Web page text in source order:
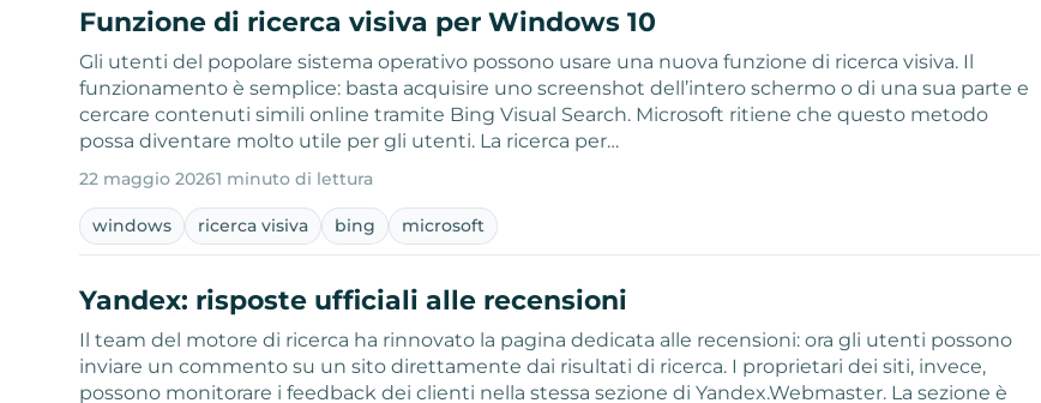
Funzione di ricerca visiva per Windows 10
Gli utenti del popolare sistema operativo possono usare una nuova funzione di ricerca visiva. Il
funzionamento è semplice: basta acquisire uno screenshot dell’intero schermo o di una sua parte e
cercare contenuti simili online tramite Bing Visual Search. Microsoft ritiene che questo metodo
possa diventare molto utile per gli utenti. La ricerca per…
22 maggio 20261 minuto di lettura
windows ricerca visiva bing microsoft
Yandex: risposte ufficiali alle recensioni
Il team del motore di ricerca ha rinnovato la pagina dedicata alle recensioni: ora gli utenti possono
inviare un commento su un sito direttamente dai risultati di ricerca. I proprietari dei siti, invece,
possono monitorare i feedback dei clienti nella stessa sezione di Yandex.Webmaster. La sezione è